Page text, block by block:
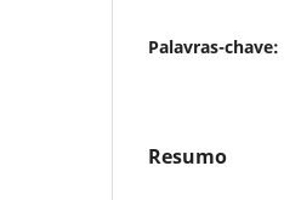
Palavras-chave:
Resumo